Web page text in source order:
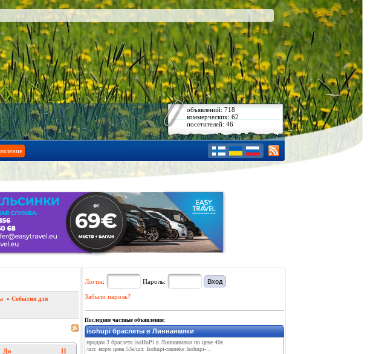
объявлений: 718
коммерческих: 62
посетителей: 46
» События для
До П
Логин: Пароль:
Забыли пароль?
Последние частные объявления:
isohupi браслеты в Линнанмяки
продам 3 браслета isoHuPi в Линнанмяки по цене 40е
/шт. норм цена 53е/шт. Isohupi-ranneke Isohupi-...